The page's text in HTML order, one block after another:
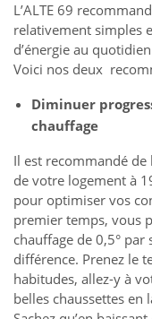
L’ALTE 69
relativement simples
d’énergie au
Voici nos deux
Diminuer
chauffage
Il est recommandé
de votre logement à
pour optimiser vos
premier temps, vous
chauffage de 0,5° par
différence. Prenez le
habitudes, allez-y à
belles chaussettes en